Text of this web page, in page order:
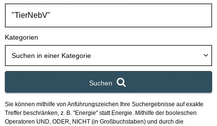
h
o
Kategorien
Suchen in einer Kategorie
Suchen
Sie können mithilfe von Anführungszeichen Ihre Suchergebnisse auf exakte
Treffer beschränken, z. B. "Energie" statt Energie. Mithilfe der booleschen
Operatoren UND, ODER, NICHT (in Großbuchstaben) und durch die